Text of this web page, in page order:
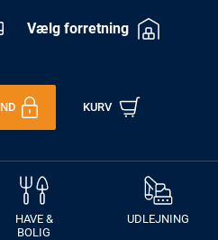
Vælg forretning
KURV
HAVE &
BOLIG
UDLEJNING